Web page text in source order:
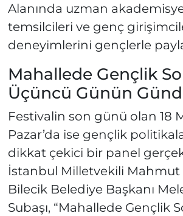
Alanında uzman
temsilcileri ve genç
deneyimlerini gençlerle
Mahallede Gençlik
Üçüncü Günün
Festivalin son günü olan 18
Pazar’da ise gençlik
dikkat çekici bir panel
İstanbul Milletvekili Mahmut
Bilecik Belediye Başkanı
Subaşı, “Mahallede Gençlik